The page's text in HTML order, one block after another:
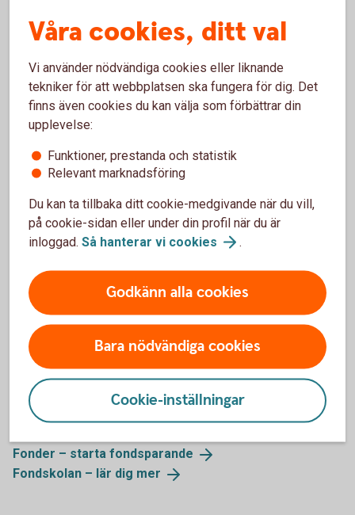
Hållbarhet i
fonder
Swedbank Roburshållbarhetsarbete
Fondinspiration
Aktiellt
Dagliga bolagsanalyser, börskommentarer,
tips runt pension och privatekonomi.
Aktiellt(swedbank-aktiellt.se)
Mer information
Fonder – starta fondsparande
Fondskolan – lär dig mer
Våra cookies, ditt val
Vi använder nödvändiga cookies eller liknande
tekniker för att webbplatsen ska fungera för dig. Det
finns även cookies du kan välja som förbättrar din
upplevelse:
Funktioner, prestanda och statistik
Relevant marknadsföring
Du kan ta tillbaka ditt cookie-medgivande när du vill,
på cookie-sidan eller under din profil när du är
inloggad. Så hanterar vi cookies .
Godkänn alla cookies
Bara nödvändiga cookies
Cookie-inställningar